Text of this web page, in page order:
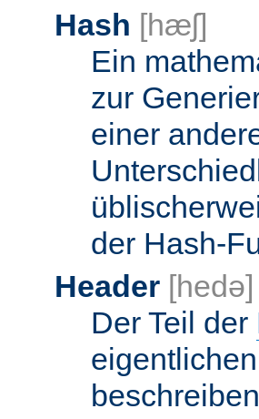
Hash [hæʃ]
Ein
zur
einer
der Hash-
Header [hedə]
Der Teil der